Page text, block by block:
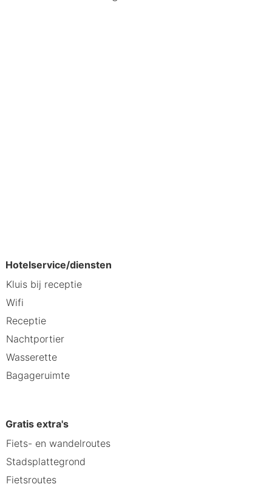
Vanaf het hotel verken je
zijn ruim en comfortabel
alle benodigdheden. Verder
diner in het restaurant. Ga je er
en de nabijgelegen
Hotelservice/diensten
Kluis bij receptie
Wifi
Receptie
Nachtportier
Wasserette
Bagageruimte
Gratis extra's
Fiets- en wandelroutes
Stadsplattegrond
Fietsroutes